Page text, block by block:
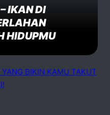
IKAN DI
HIDUPMU